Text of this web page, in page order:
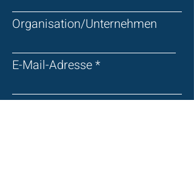
Organisation/Unternehmen
E-Mail-Adresse